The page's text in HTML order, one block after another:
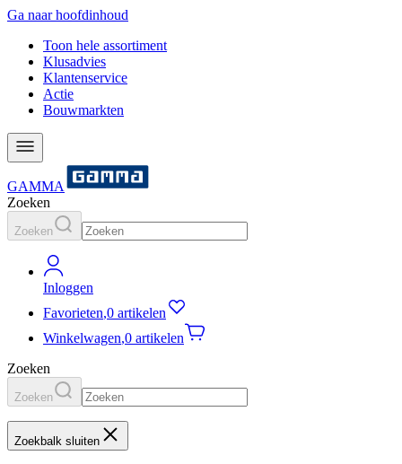
Ga naar hoofdinhoud
Toon hele assortiment
Klusadvies
Klantenservice
Actie
Bouwmarkten
GAMMA
Zoeken
Zoeken
Inloggen
Favorieten,0 artikelen
Winkelwagen,0 artikelen
Zoeken
Zoeken
Zoekbalk sluiten